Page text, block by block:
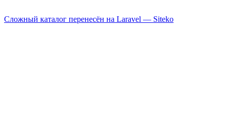
Сложный каталог перенесён на Laravel — Siteko